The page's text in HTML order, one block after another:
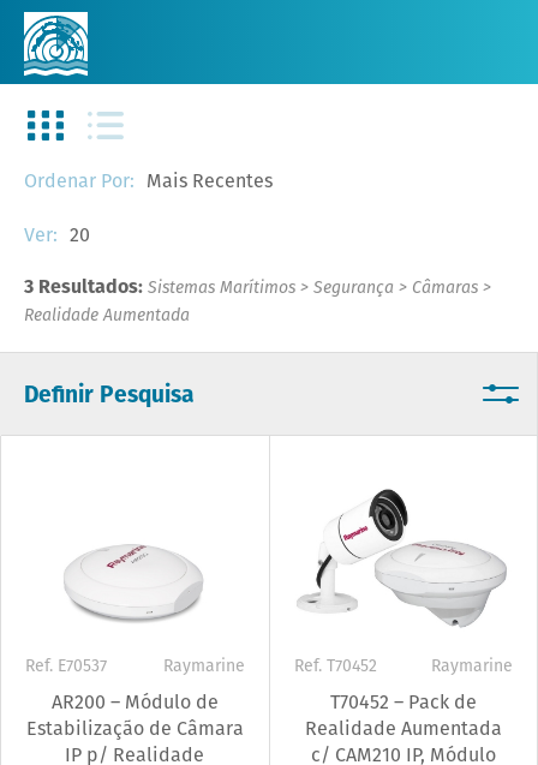
Definir Pesquisa
Ordenar Por: Mais Recentes
Ver: 20
3 Resultados: Sistemas Marítimos > Segurança > Câmaras >
Realidade Aumentada
Ref. E70537 Raymarine
AR200 – Módulo de
Estabilização de Câmara
IP p/ Realidade
Ref. T70452 Raymarine
T70452 – Pack de
Realidade Aumentada
c/ CAM210 IP, Módulo